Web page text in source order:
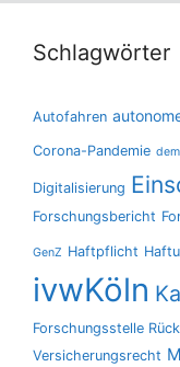
Schlagwörter
Autofahren
Corona-Pandemie
Digitalisierung
Forschungsbericht
GenZ Haftpflicht
ivwKöln
Forschungsstelle
Versicherungsrecht